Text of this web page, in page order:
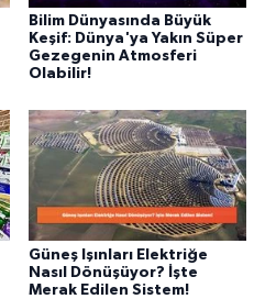
Bilim Dünyasında Büyük
Keşif: Dünya'ya Yakın Süper
Gezegenin Atmosferi
Olabilir!
Güneş Işınları Elektriğe
Nasıl Dönüşüyor? İşte
Merak Edilen Sistem!